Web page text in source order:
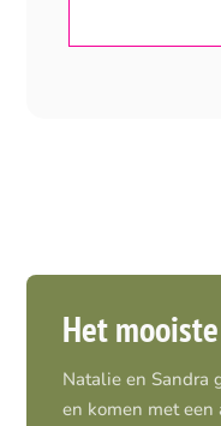
Het
Natalie en Sandra
en komen met